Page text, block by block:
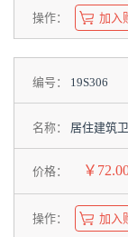
操作： 加入
编号： 19S306
名称： 居住建筑
价格： ￥
操作： 加入